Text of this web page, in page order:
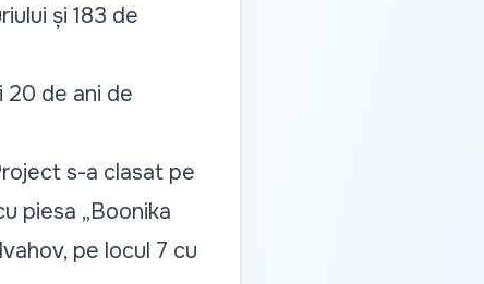
și 183 de
20 de ani de
s-a clasat pe
piesa „Boonika
pe locul 7 cu